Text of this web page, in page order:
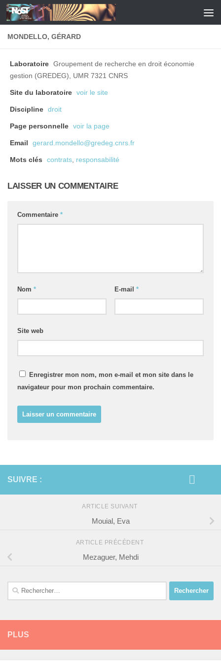
Skip to content
MONDELLO, GÉRARD
Laboratoire Groupement de recherche en droit économie
gestion (GREDEG), UMR 7321 CNRS
Site du laboratoire voir le site
Discipline droit
Page personnelle voir la page
Email gerard.mondello@gredeg.cnrs.fr
Mots clés contrats, responsabilité
LAISSER UN COMMENTAIRE
Commentaire *
Nom * E-mail *
Site web
Enregistrer mon nom, mon e-mail et mon site dans le
navigateur pour mon prochain commentaire.
SUIVRE :
ARTICLE SUIVANT
Mouial, Eva
ARTICLE PRÉCÉDENT
Mezaguer, Mehdi
Rechercher :
PLUS